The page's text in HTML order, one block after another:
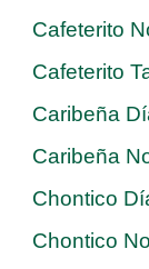
Cafeterito
Cafeterito
Caribeña
Caribeña
Chontico
Chontico